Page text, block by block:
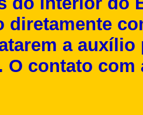
diretamente
a auxílio
O contato